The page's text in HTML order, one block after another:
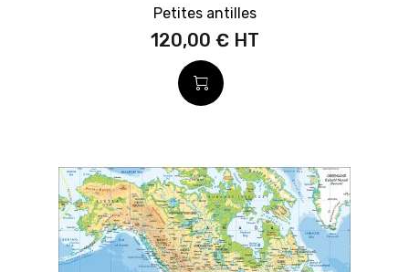
Petites antilles
120,00 €